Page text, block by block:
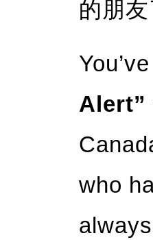
的朋
Alert”
who